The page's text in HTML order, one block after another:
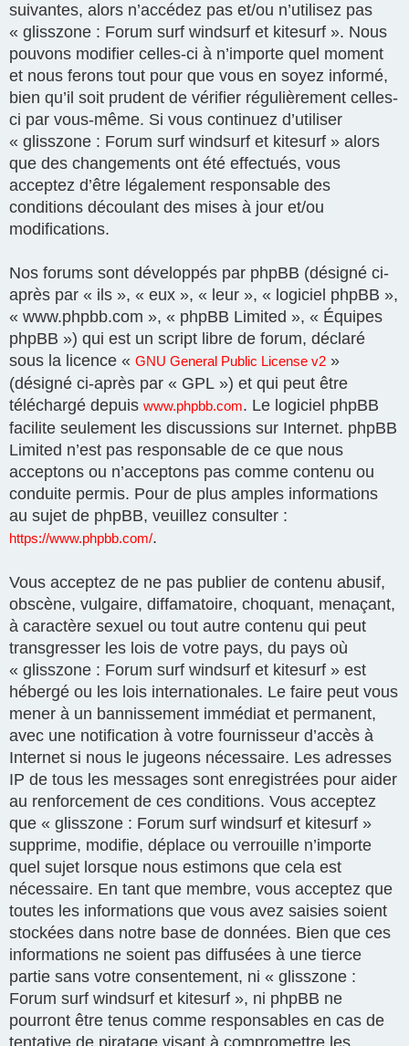
suivantes, alors n’accédez pas et/ou n’utilisez pas
« glisszone : Forum surf windsurf et kitesurf ». Nous
pouvons modifier celles-ci à n’importe quel moment
et nous ferons tout pour que vous en soyez informé,
bien qu’il soit prudent de vérifier régulièrement celles-
ci par vous-même. Si vous continuez d’utiliser
« glisszone : Forum surf windsurf et kitesurf » alors
que des changements ont été effectués, vous
acceptez d’être légalement responsable des
conditions découlant des mises à jour et/ou
modifications.
Nos forums sont développés par phpBB (désigné ci-
après par « ils », « eux », « leur », « logiciel phpBB »,
« www.phpbb.com », « phpBB Limited », « Équipes
phpBB ») qui est un script libre de forum, déclaré
sous la licence « GNU General Public License v2 »
(désigné ci-après par « GPL ») et qui peut être
téléchargé depuis www.phpbb.com. Le logiciel phpBB
facilite seulement les discussions sur Internet. phpBB
Limited n’est pas responsable de ce que nous
acceptons ou n’acceptons pas comme contenu ou
conduite permis. Pour de plus amples informations
au sujet de phpBB, veuillez consulter :
https://www.phpbb.com/.
Vous acceptez de ne pas publier de contenu abusif,
obscène, vulgaire, diffamatoire, choquant, menaçant,
à caractère sexuel ou tout autre contenu qui peut
transgresser les lois de votre pays, du pays où
« glisszone : Forum surf windsurf et kitesurf » est
hébergé ou les lois internationales. Le faire peut vous
mener à un bannissement immédiat et permanent,
avec une notification à votre fournisseur d’accès à
Internet si nous le jugeons nécessaire. Les adresses
IP de tous les messages sont enregistrées pour aider
au renforcement de ces conditions. Vous acceptez
que « glisszone : Forum surf windsurf et kitesurf »
supprime, modifie, déplace ou verrouille n’importe
quel sujet lorsque nous estimons que cela est
nécessaire. En tant que membre, vous acceptez que
toutes les informations que vous avez saisies soient
stockées dans notre base de données. Bien que ces
informations ne soient pas diffusées à une tierce
partie sans votre consentement, ni « glisszone :
Forum surf windsurf et kitesurf », ni phpBB ne
pourront être tenus comme responsables en cas de